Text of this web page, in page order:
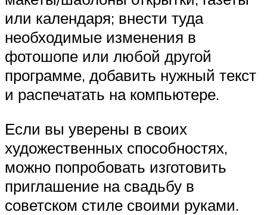
или календаря; внести туда
необходимые изменения в
фотошопе или любой другой
программе, добавить нужный текст
и распечатать на компьютере.
Если вы уверены в своих
художественных способностях,
можно попробовать изготовить
приглашение на свадьбу в
советском стиле своими руками.